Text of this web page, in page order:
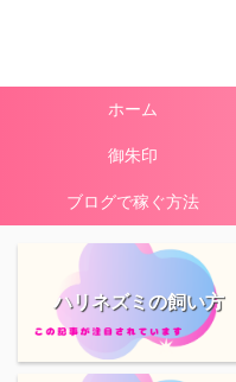
ホーム
御朱印
ブログで稼ぐ方法
ハリネズミの飼い方